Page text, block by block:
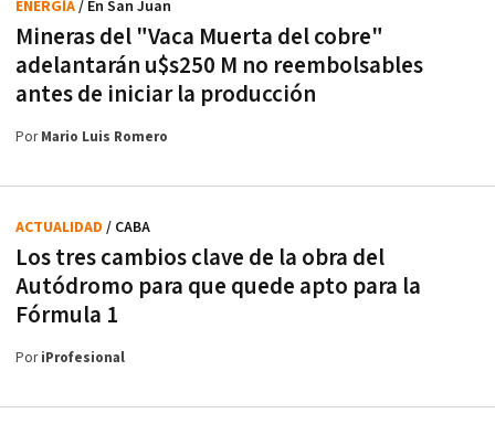
Mineras del "Vaca Muerta del cobre"
adelantarán u$s250 M no reembolsables
antes de iniciar la producción
ENERGÍA/ En San Juan
PorMario Luis Romero
Los tres cambios clave de la obra del
Autódromo para que quede apto para la
Fórmula 1
ACTUALIDAD / CABA
PoriProfesional